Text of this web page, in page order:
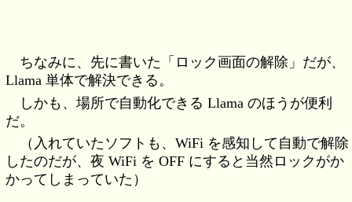
ちなみに、先に書いた「ロック画面の解除」だが、
Llama 単体で解決できる。
しかも、場所で自動化できる Llama のほうが便利
だ。
（入れていたソフトも、WiFi を感知して自動で解除
したのだが、夜 WiFi を OFF にすると当然ロックがか
かってしまっていた）